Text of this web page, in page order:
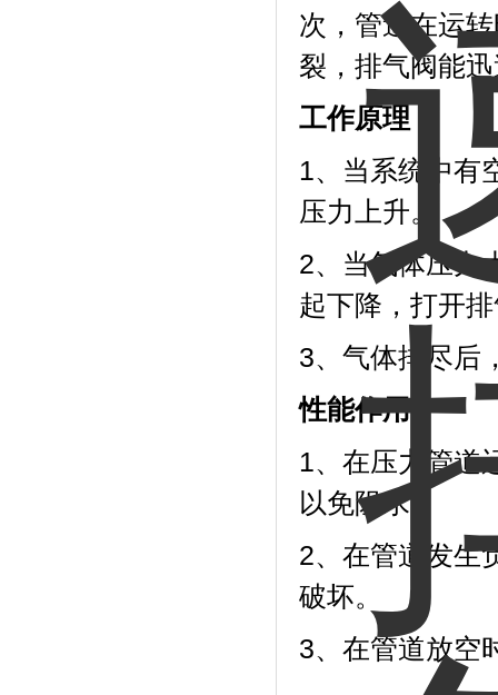
次，管道在运
裂，排气阀能
工作原理：
1、当系统中有
压力上升。
2、当气体压力
起下降，打开
3、气体排尽后
性能作用：
1、 在压力管道
以免阻水。
2、在管道发生
破坏。
3、在管道放空